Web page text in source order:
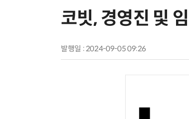
코빗, 경영진 및
발행일 : 2024-09-05 09:26